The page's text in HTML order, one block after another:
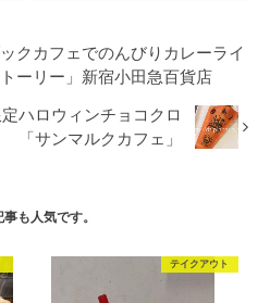
クカフェでのんびりカレーライ
ーリー」新宿小田急百貨店
ハロウィンチョコクロ
「サンマルクカフェ」
も人気です。
テイクアウト